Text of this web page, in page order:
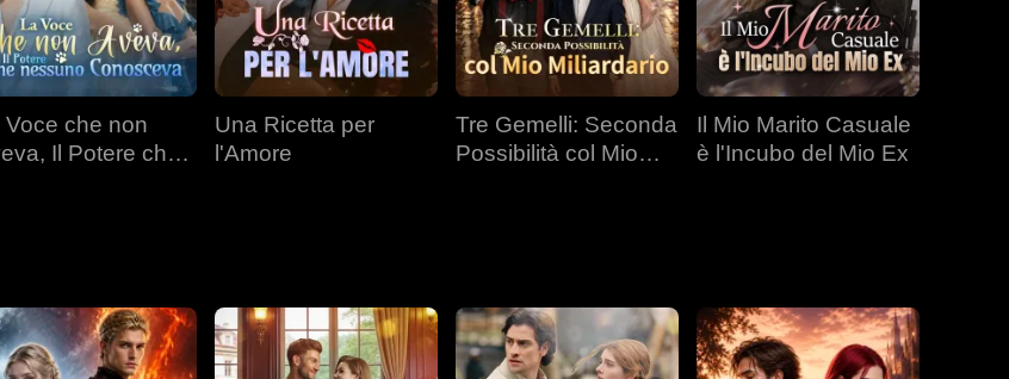
Voce che non
Il Potere che
Una Ricetta per
l'Amore
Tre Gemelli: Seconda
Possibilità col Mio
Il Mio Marito Casuale
è l'Incubo del Mio Ex